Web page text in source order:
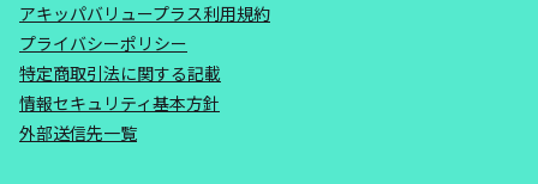
アキッパバリュープラス利用規約
プライバシーポリシー
特定商取引法に関する記載
情報セキュリティ基本方針
外部送信先一覧